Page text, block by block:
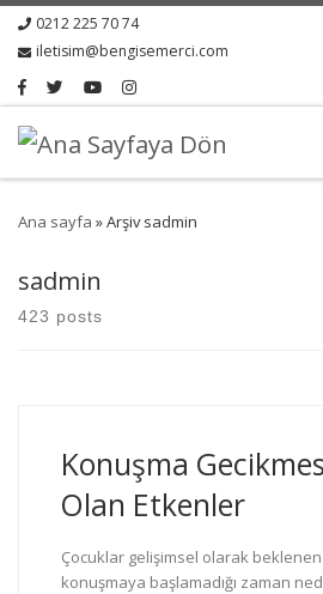
0212 225 70 74
iletisim@bengisemerci.com
Ana sayfa »Arşiv sadmin
sadmin
423 posts
Konuşma
Olan Etkenler
Çocuklar gelişimsel olarak
konuşmaya başlamadığı zaman